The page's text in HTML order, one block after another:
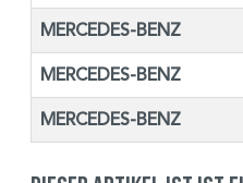
MERCEDES-BENZ
MERCEDES-BENZ
MERCEDES-BENZ